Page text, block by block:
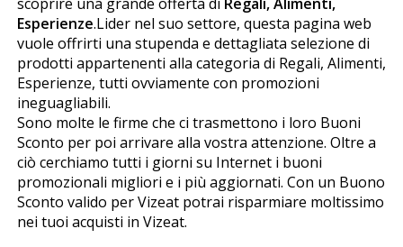
Esperienze.Lider nel suo settore, questa pagina web
vuole offrirti una stupenda e dettagliata selezione di
prodotti appartenenti alla categoria di Regali, Alimenti,
Esperienze, tutti ovviamente con promozioni
ineguagliabili.
Sono molte le firme che ci trasmettono i loro Buoni
Sconto per poi arrivare alla vostra attenzione. Oltre a
ciò cerchiamo tutti i giorni su Internet i buoni
promozionali migliori e i più aggiornati. Con un Buono
Sconto valido per Vizeat potrai risparmiare moltissimo
nei tuoi acquisti in Vizeat.